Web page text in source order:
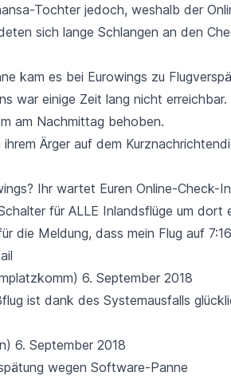
Tochter jedoch, weshalb der
sich lange Schlangen an den
kam es bei Eurowings zu
war einige Zeit lang nicht erreichbar.
am Nachmittag behoben.
ihrem Ärger auf dem
? Ihr wartet Euren Online-Check-
für ALLE Inlandsflüge um dort
die Meldung, dass mein Flug auf
6. September 2018
ist dank des Systemausfalls
6. September 2018
wegen Software-Panne